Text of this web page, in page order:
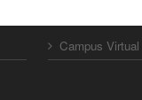
Campus